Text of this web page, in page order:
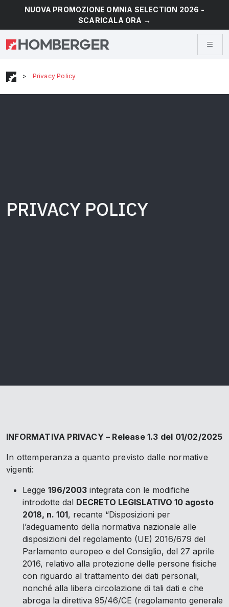
NUOVA PROMOZIONE OMNIA SELECTION 2026 -
SCARICALA ORA →
> Privacy Policy
PRIVACY POLICY
INFORMATIVA PRIVACY – Release 1.3 del 01/02/2025
In ottemperanza a quanto previsto dalle normative
vigenti:
Legge 196/2003 integrata con le modifiche
introdotte dal DECRETO LEGISLATIVO 10 agosto
2018, n. 101, recante “Disposizioni per
l’adeguamento della normativa nazionale alle
disposizioni del regolamento (UE) 2016/679 del
Parlamento europeo e del Consiglio, del 27 aprile
2016, relativo alla protezione delle persone fisiche
con riguardo al trattamento dei dati personali,
nonché alla libera circolazione di tali dati e che
abroga la direttiva 95/46/CE (regolamento generale